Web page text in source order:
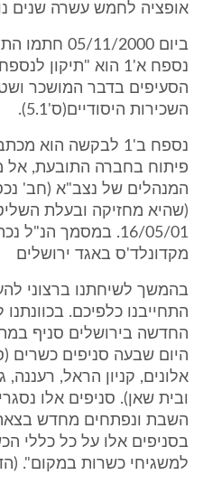
אופציה לחמש עשרה שנים
נספח א'1 הוא "תיקון
השכירות היסודיים(ס'5.1).
נספח ב'1 לבקשה הוא
פיתוח בחברה התובעת, אל
המנהלים של נצב"א (חב'
16/05/01. במסמך
מקדונלד'ס באגד ירושלים
בהמשך לשיחתנו ברצוני
התחייבנו כלפיכם.
החדשה בירושלים סניף
היום שבעה סניפים כשרים
אלונים, קניון הראל, רעננה,
ובית שאן). סניפים אלו
השבת ונפתחים מחדש
בסניפים אלו על כל כללי
למשגיחי כשרות במקום".